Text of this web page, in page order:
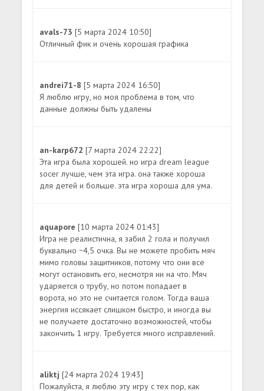
avals-73[5 марта 2024 10:50]
Отличный фик и очень хорошая графика
andrei71-8[5 марта 2024 16:50]
Я люблю игру, но моя проблема в том, что
данные должны быть удалены
an-karp672[7 марта 2024 22:22]
Эта игра была хорошей. но игра dream league
socer лучше, чем эта игра. она также хороша
для детей и больше. эта игра хороша для ума.
aquapore[10 марта 2024 01:43]
Игра не реалистична, я забил 2 гола и получил
буквально ~4,5 очка. Вы не можете пробить мяч
мимо головы защитников, потому что они все
могут остановить его, несмотря ни на что. Мяч
ударяется о трубу, но потом попадает в
ворота, но это не считается голом. Тогда ваша
энергия иссякает слишком быстро, и иногда вы
не получаете достаточно возможностей, чтобы
закончить 1 игру. Требуется много исправлений.
aliktj[24 марта 2024 19:43]
Пожалуйста, я люблю эту игру с тех пор, как